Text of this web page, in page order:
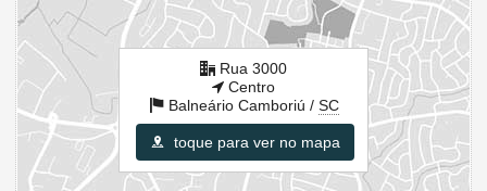
Rua 3000
Centro
Balneário Camboriú / SC
toque para ver no mapa